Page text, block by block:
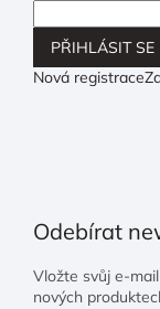
PŘIHLÁSIT SE
Nová registrace
Odebírat
Vložte svůj e-
nových